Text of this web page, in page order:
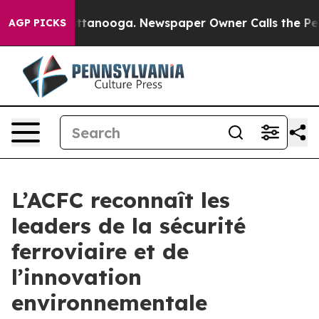
AGP PICKS
in Chattanooga. Newspaper Owner Calls the
L’ACFC reconnaît les
leaders de la sécurité
ferroviaire et de
l’innovation
environnementale